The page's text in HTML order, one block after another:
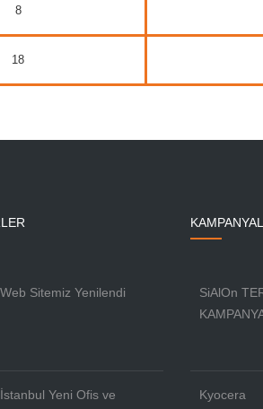
8
18
Web Sitemiz Yenilendi
İstanbul Yeni Ofis ve
SiAlOn
Kyocera